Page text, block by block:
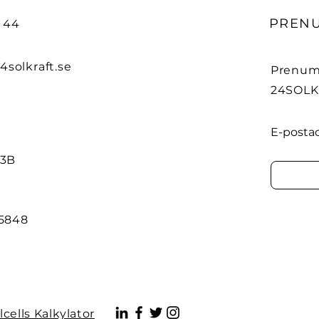
44
E-
Kalkylator